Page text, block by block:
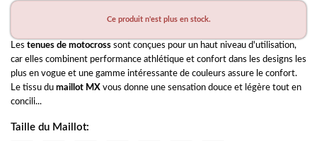
Ce produit n'est plus en stock.
Les tenues de motocross sont conçues pour un haut niveau d'utilisation,
car elles combinent performance athlétique et confort dans les designs les
plus en vogue et une gamme intéressante de couleurs assure le confort.
Le tissu du maillot MX vous donne une sensation douce et légère tout en
concili...
Taille du Maillot: